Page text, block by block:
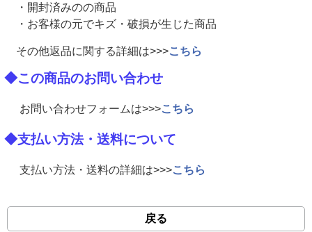
・開封済みのの商品
・お客様の元でキズ・破損が生じた商品
その他返品に関する詳細は>>>こちら
◆この商品のお問い合わせ
お問い合わせフォームは>>>こちら
◆支払い方法・送料について
支払い方法・送料の詳細は>>>こちら
戻る